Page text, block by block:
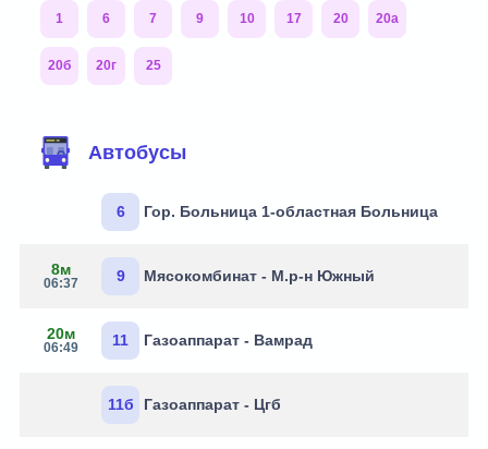
1 6 7 9 10 17 20 20а
20б 20г 25
Автобусы
6 Гор. Больница 1-областная Больница
8м
06:37 9 Мясокомбинат - М.р-н Южный
20м
06:49 11 Газоаппарат - Вамрад
11б Газоаппарат - Цгб